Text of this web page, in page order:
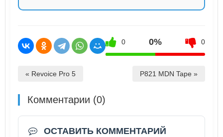
0 0% 0
« Revoice Pro 5 P821 MDN Tape »
Комментарии (0)
ОСТАВИТЬ КОММЕНТАРИЙ